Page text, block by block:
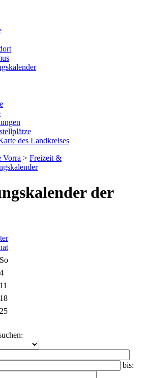
des Landkreises
Vorra > Freizeit &
der
So
4
11
18
25
bis: